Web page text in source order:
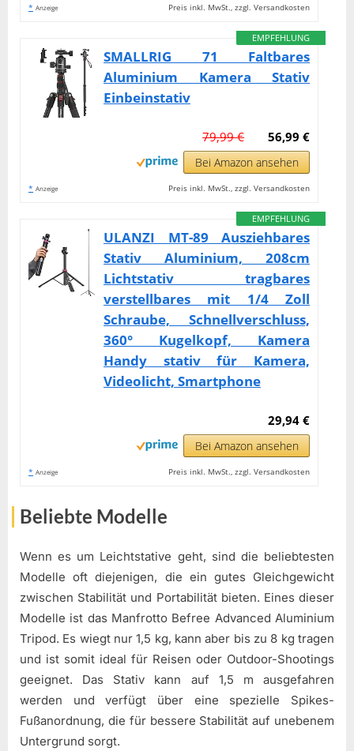
* Anzeige Preis inkl. MwSt., zzgl. Versandkosten
EMPFEHLUNG
SMALLRIG 71 Faltbares
Aluminium Kamera Stativ
Einbeinstativ
56,99 €
79,99 €
Bei Amazon ansehen
* Anzeige Preis inkl. MwSt., zzgl. Versandkosten
EMPFEHLUNG
ULANZI MT-89 Ausziehbares
Stativ Aluminium, 208cm
Lichtstativ tragbares
verstellbares mit 1/4 Zoll
Schraube, Schnellverschluss,
360° Kugelkopf, Kamera
Handy stativ für Kamera,
Videolicht, Smartphone
29,94 €
Bei Amazon ansehen
* Anzeige Preis inkl. MwSt., zzgl. Versandkosten
Beliebte Modelle
Wenn es um Leichtstative geht, sind die beliebtesten
Modelle oft diejenigen, die ein gutes Gleichgewicht
zwischen Stabilität und Portabilität bieten. Eines dieser
Modelle ist das Manfrotto Befree Advanced Aluminium
Tripod. Es wiegt nur 1,5 kg, kann aber bis zu 8 kg tragen
und ist somit ideal für Reisen oder Outdoor-Shootings
geeignet. Das Stativ kann auf 1,5 m ausgefahren
werden und verfügt über eine spezielle Spikes-
Fußanordnung, die für bessere Stabilität auf unebenem
Untergrund sorgt.